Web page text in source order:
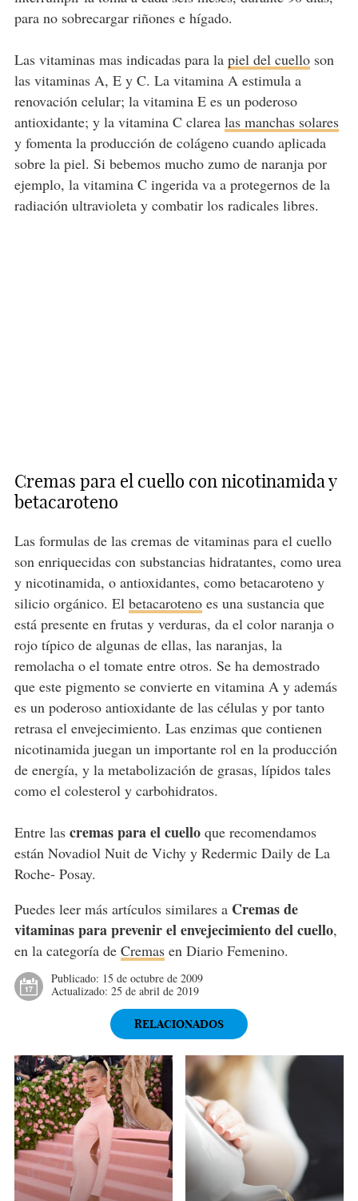
para no sobrecargar riñones e hígado.
Las vitaminas mas indicadas para la piel del cuelloson
las vitaminas A, E y C. La vitamina A estimula a
renovación celular; la vitamina E es un poderoso
antioxidante; y la vitamina C clarea las manchas solares
y fomenta la producción de colágeno cuando aplicada
sobre la piel. Si bebemos mucho zumo de naranja por
ejemplo, la vitamina C ingerida va a protegernos de la
radiación ultravioleta y combatir los radicales libres.
Cremas para el cuello con nicotinamida y
betacaroteno
Las formulas de las cremas de vitaminas para el cuello
son enriquecidas con substancias hidratantes, como urea
y nicotinamida, o antioxidantes, como betacaroteno y
silicio orgánico. El betacarotenoes una sustancia que
está presente en frutas y verduras, da el color naranja o
rojo típico de algunas de ellas, las naranjas, la
remolacha o el tomate entre otros. Se ha demostrado
que este pigmento se convierte en vitamina A y además
es un poderoso antioxidante de las células y por tanto
retrasa el envejecimiento. Las enzimas que contienen
nicotinamida juegan un importante rol en la producción
de energía, y la metabolización de grasas, lípidos tales
como el colesterol y carbohidratos.
Entre las cremas para el cuelloque recomendamos
están Novadiol Nuit de Vichy y Redermic Daily de La
Roche- Posay.
Puedes leer más artículos similares a Cremas de
vitaminas para prevenir el envejecimiento del cuello,
en la categoría de Cremasen Diario Femenino.
Publicado: 15 de octubre de 2009
Actualizado: 25 de abril de 2019
RELACIONADOS